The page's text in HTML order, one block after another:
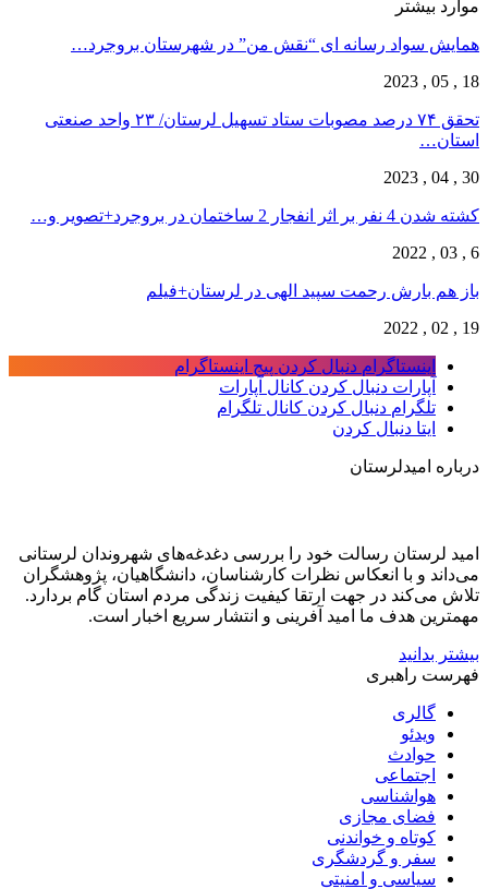
موارد بیشتر
همایش سواد رسانه ای “نقش من” در شهرستان بروجرد…
18 , 05 , 2023
تحقق ۷۴ درصد مصوبات ستاد تسهیل لرستان/ ۲۳ واحد صنعتی
استان…
30 , 04 , 2023
کشته شدن 4 نفر بر اثر انفجار 2 ساختمان در بروجرد+تصویر و…
6 , 03 , 2022
باز هم بارش رحمت سپید الهی در لرستان+فیلم
19 , 02 , 2022
اینستاگرام دنبال کردن پیج اینستاگرام
آپارات دنبال کردن کانال آپارات
تلگرام دنبال کردن کانال تلگرام
ایتا دنبال کردن
درباره امیدلرستان
امید لرستان رسالت خود را بررسی دغدغه‌های شهروندان لرستانی
می‌داند و با انعکاس نظرات کارشناسان، دانشگاهیان، پژوهشگران
تلاش می‌کند در جهت ارتقا کیفیت زندگی مردم استان گام بردارد.
مهمترین هدف ما امید آفرینی و انتشار سریع اخبار است.
بیشتر بدانید
فهرست راهبری
گالری
ویدئو
حوادث
اجتماعی
هواشناسی
فضای مجازی
کوتاه و خواندنی
سفر و گردشگری
سیاسی و امنیتی